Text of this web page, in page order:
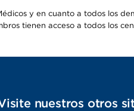
y en cuanto a todos los
tienen acceso a todos los
nuestros otros